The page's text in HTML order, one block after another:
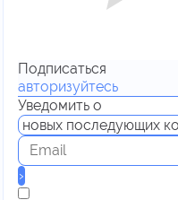
Подписаться
авторизуйтесь
Уведомить о